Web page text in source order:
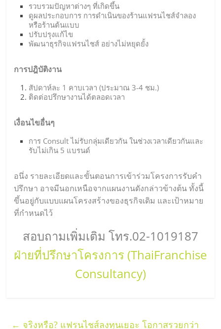
รวบรวมปัญหาต่างๆ ที่เกิดขึ้น
ดูผลประกอบการ การดำเนินของร้านแฟรนไชส์จำลอง
หรือร้านต้นแบบ
ปรับปรุงแก้ไข
พัฒนาธุรกิจแฟรนไชส์ อย่างไม่หยุดยั้ง
การปฎิบัติงาน
สัปดาห์ละ 1 คาบเวลา (ประมาณ 3-4 ชม.)
ติดต่อปรึกษางานได้ตลอดเวลา
เงื่อนไขอื่นๆ
การ Consult ไม่รับกลุ่มเดียวกัน ในช่วงเวลาเดียวกันและ
รับไม่เกิน 5 แบรนด์
อนึ่ง รายละเอียดและขั้นตอนการเข้าร่วมโครงการรับคำ
ปรึกษา อาจมีนอกเหนือจากแผนงานดังกล่าวข้างต้น ทั้งนี้
ขึ้นอยู่กับแบบแผนโครงสร้างของธุรกิจเดิม และเป้าหมาย
ที่กำหนดไว้
สอบถามเพิ่มเติม โทร.02-1019187
ฝ่ายที่ปรึกษาโครงการ (ThaiFranchise
Consultancy)
← จริงหรือ? แฟรนไชส์ลงทุนเยอะ โอกาสรวยกว่า